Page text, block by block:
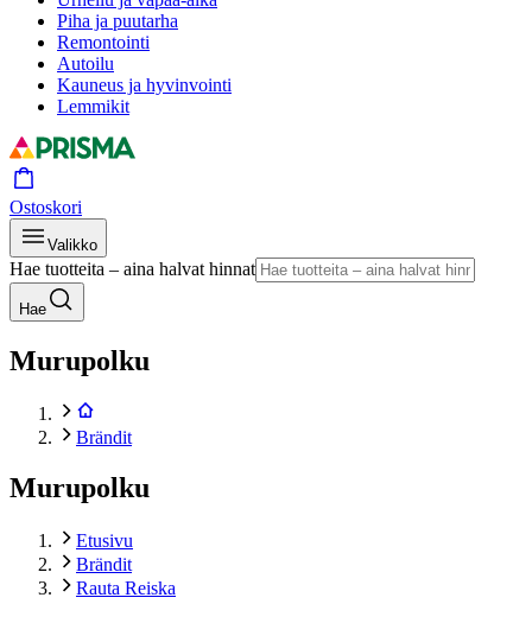
Piha ja puutarha
Remontointi
Autoilu
Kauneus ja hyvinvointi
Lemmikit
Ostoskori
Valikko
Hae tuotteita – aina halvat hinnat
Hae
Murupolku
Brändit
Murupolku
Etusivu
Brändit
Rauta Reiska